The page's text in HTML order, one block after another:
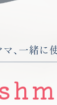
マ、一緒に